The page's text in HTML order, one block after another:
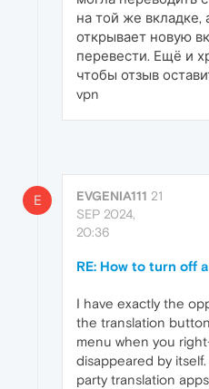
на той же вкладке,
открывает новую
перевести. Ещё и
чтобы отзыв
vpn
E EVGENIA111 21
SEP 2024,
20:36
RE: How to turn off
I have exactly the
the translation
menu when you
disappeared by
party translation